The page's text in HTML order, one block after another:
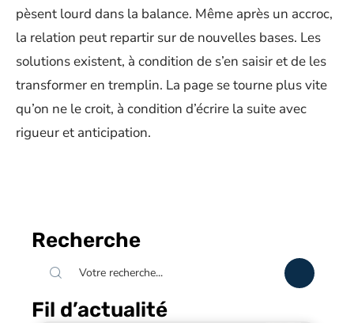
pèsent lourd dans la balance. Même après un accroc,
la relation peut repartir sur de nouvelles bases. Les
solutions existent, à condition de s’en saisir et de les
transformer en tremplin. La page se tourne plus vite
qu’on ne le croit, à condition d’écrire la suite avec
rigueur et anticipation.
Recherche
Fil d’actualité